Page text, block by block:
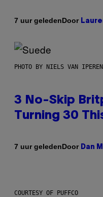
7 uur geledenDoor
PHOTO BY NIELS VAN
3 No-Skip
Turning 30
7 uur geledenDoor Dan
COURTESY OF PUFFCO